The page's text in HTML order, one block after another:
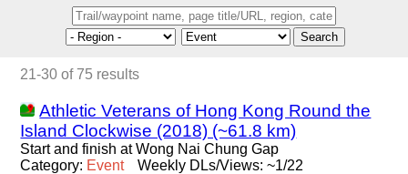
Search
21-30 of 75 results
Athletic Veterans of Hong Kong Round the
Island Clockwise (2018) (~61.8 km)
Start and finish at Wong Nai Chung Gap
Category: Event Weekly DLs/Views: ~1/22